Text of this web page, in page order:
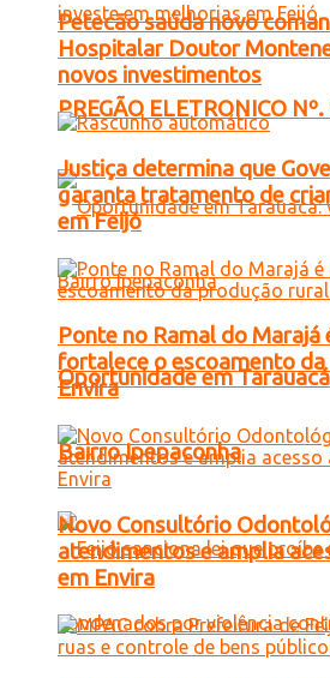
PREGÃO ELETRONICO
Oportunidade em
Bairro Ipepaconha
Petecão saúda novo
Hospitalar Doutor
novos investimentos
Justiça determina que
garanta tratamento de
em Feijó
Ponte no Ramal do Marajá
fortalece o escoamento
Envira
Novo Consultório
atendimentos e amplia
em Envira